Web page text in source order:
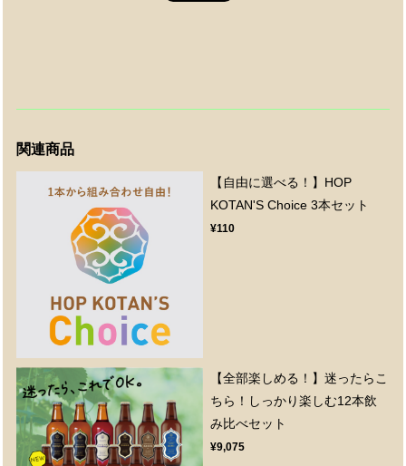
関連商品
【自由に選べる！】HOP
KOTAN'S Choice 3本セット
¥110
【全部楽しめる！】迷ったらこ
ちら！しっかり楽しむ12本飲
み比べセット
¥9,075